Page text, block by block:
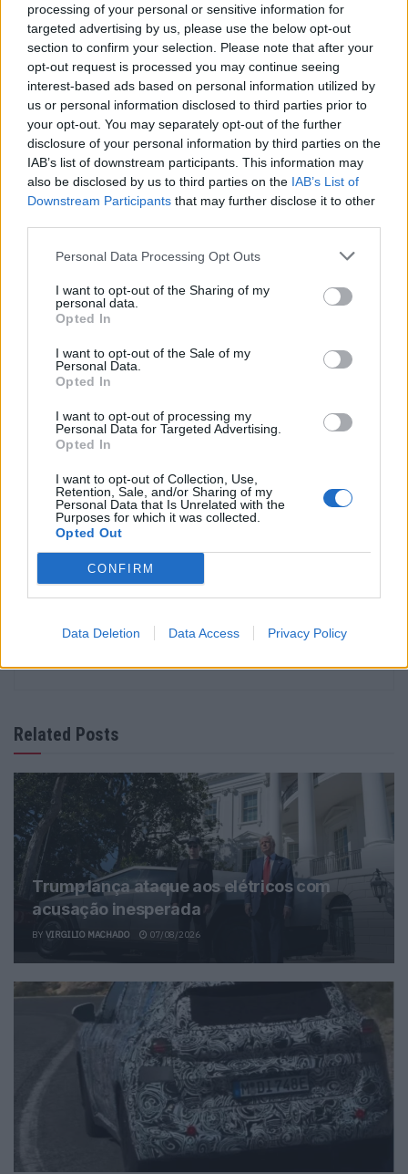
processing of your personal or sensitive information for
targeted advertising by us, please use the below opt-out
section to confirm your selection. Please note that after your
opt-out request is processed you may continue seeing
interest-based ads based on personal information utilized by
us or personal information disclosed to third parties prior to
your opt-out. You may separately opt-out of the further
disclosure of your personal information by third parties on the
IAB’s list of downstream participants. This information may
also be disclosed by us to third parties on the IAB’s List of
Downstream Participants that may further disclose it to other
Personal Data Processing Opt Outs
I want to opt-out of the Sharing of my
personal data.
Opted In
I want to opt-out of the Sale of my
Personal Data.
Opted In
I want to opt-out of processing my
Personal Data for Targeted Advertising.
Opted In
I want to opt-out of Collection, Use,
Retention, Sale, and/or Sharing of my
Personal Data that Is Unrelated with the
Purposes for which it was collected.
Opted Out
CONFIRM
Data Deletion Data Access Privacy Policy
e interior tecnológico, bem como o Geely E5 — SUV
compacto 100% elétrico, baseado na arquitetura
inteligente GEA, com 218 cv, bateria LFP de 60,22 kWh e
autonomia até 430 km WLTP.
Com o E2, a Geely prepara-se para reforçar a sua oferta
no segmento dos compactos elétricos, trazendo para a
Europa um modelo que já domina o mercado chinês.
Novo modelo da Geely é a
“cara chapada” do
Defender
carros elétricos Compacto
Galaxy Xingyuan
Geely Geely E5
Hatchback
Salvador Caetano
Starray EM‑i
Virgilio Machado
Related Posts
Trump lança ataque aos elétricos com
acusação inesperada
BY VIRGILIO MACHADO 07/08/2026